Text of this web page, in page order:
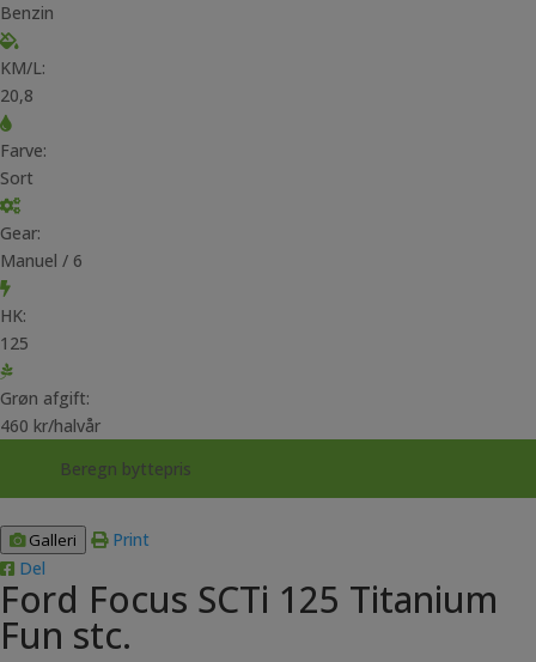
Benzin
KM/L:
20,8
Farve:
Sort
Gear:
Manuel / 6
HK:
125
Grøn afgift:
460 kr/halvår
Beregn byttepris
Galleri
Print
Del
Ford Focus SCTi 125 Titanium
Fun stc.